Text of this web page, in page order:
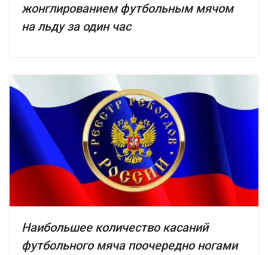
жонглированием футбольным мячом
на льду за один час
Наибольшее количество касаний
футбольного мяча поочередно ногами